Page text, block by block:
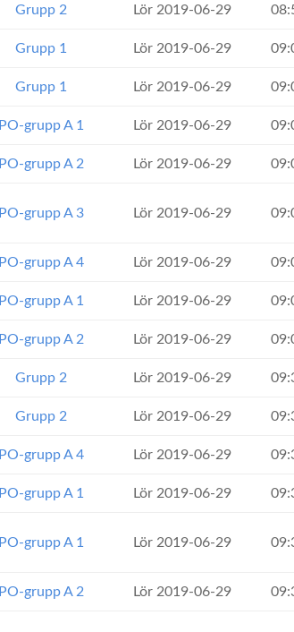
Grupp 2 Lör 2019-06-29
Grupp 1 Lör 2019-06-29
Grupp 1 Lör 2019-06-29
PO-grupp A 1 Lör 2019-06-29
PO-grupp A 2 Lör 2019-06-29
PO-grupp A 3 Lör 2019-06-29
PO-grupp A 4 Lör 2019-06-29
PO-grupp A 1 Lör 2019-06-29
PO-grupp A 2 Lör 2019-06-29
Grupp 2 Lör 2019-06-29
Grupp 2 Lör 2019-06-29
PO-grupp A 4 Lör 2019-06-29
PO-grupp A 1 Lör 2019-06-29
PO-grupp A 1 Lör 2019-06-29
PO-grupp A 2 Lör 2019-06-29